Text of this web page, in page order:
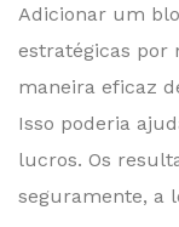
Adicionar um
estratégicas por
maneira eficaz
Isso poderia
lucros. Os
seguramente, a